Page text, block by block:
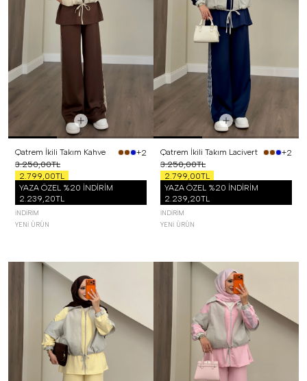
Qatrem İkili Takım Kahve
+2
3.250,00TL
2.799,00TL
YAZA ÖZEL %20 İNDİRİM
2.239,20TL
İNDIRIM
YENI ÜRÜN
Qatrem İkili Takım Lacivert
+2
3.250,00TL
2.799,00TL
YAZA ÖZEL %20 İNDİRİM
2.239,20TL
İNDIRIM
YENI ÜRÜN